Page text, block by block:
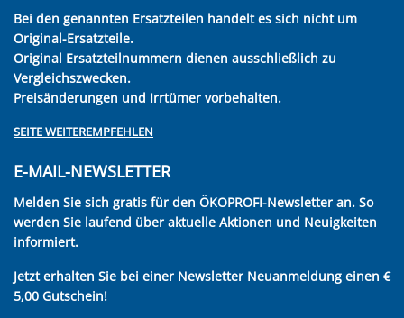
Bei den genannten Ersatzteilen handelt es sich nicht um
Original-Ersatzteile.
Original Ersatzteilnummern dienen ausschließlich zu
Vergleichszwecken.
Preisänderungen und Irrtümer vorbehalten.
SEITE WEITEREMPFEHLEN
E-MAIL-NEWSLETTER
Melden Sie sich gratis für den ÖKOPROFI-Newsletter an. So
werden Sie laufend über aktuelle Aktionen und Neuigkeiten
informiert.
Jetzt erhalten Sie bei einer Newsletter Neuanmeldung einen €
5,00 Gutschein!